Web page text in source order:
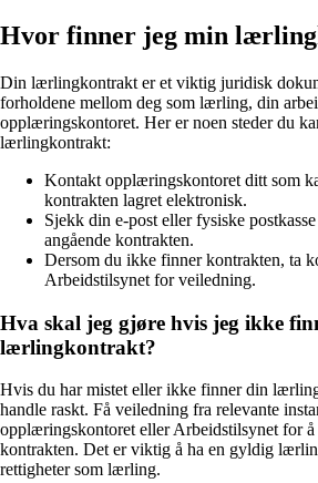
Hvor finner jeg min
Din lærlingkontrakt er et viktig juridisk
forholdene mellom deg som lærling, din
opplæringskontoret. Her er noen steder du
lærlingkontrakt:
Kontakt opplæringskontoret ditt som
kontrakten lagret elektronisk.
Sjekk din e-post eller fysiske
angående kontrakten.
Dersom du ikke finner kontrakten, ta
Arbeidstilsynet for veiledning.
Hva skal jeg gjøre hvis jeg ikke
lærlingkontrakt?
Hvis du har mistet eller ikke finner din
handle raskt. Få veiledning fra relevante
opplæringskontoret eller Arbeidstilsynet for
kontrakten. Det er viktig å ha en gyldig
rettigheter som lærling.